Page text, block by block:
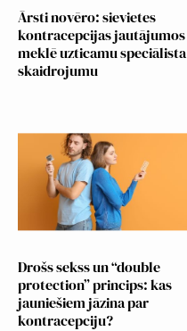
Ārsti novēro: sievietes
kontracepcijas jautājumos
meklē uzticamu speciālista
skaidrojumu
Drošs sekss un “double
protection” princips: kas
jauniešiem jāzina par
kontracepciju?